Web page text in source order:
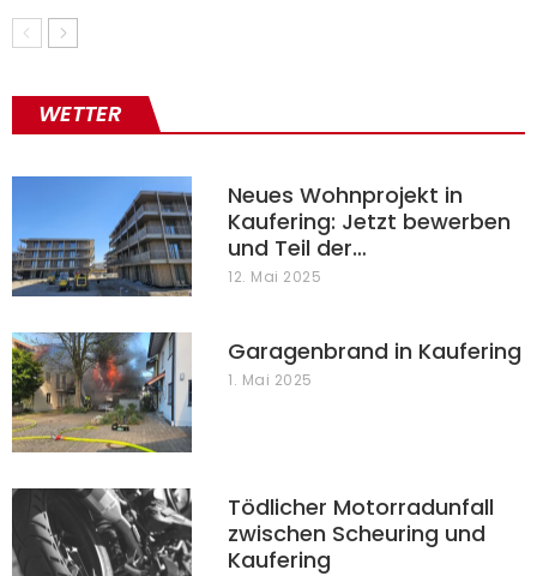
WETTER
Neues Wohnprojekt in
Kaufering: Jetzt bewerben
und Teil der…
12. Mai 2025
Garagenbrand in Kaufering
1. Mai 2025
Tödlicher Motorradunfall
zwischen Scheuring und
Kaufering